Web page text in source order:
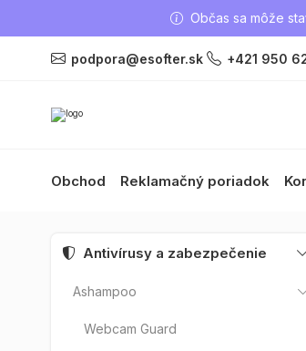
Občas sa môže
podpora@esofter.sk +421 950
Obchod Reklamačný poriadok
Antivírusy a zabezpečenie
Ashampoo
Webcam Guard